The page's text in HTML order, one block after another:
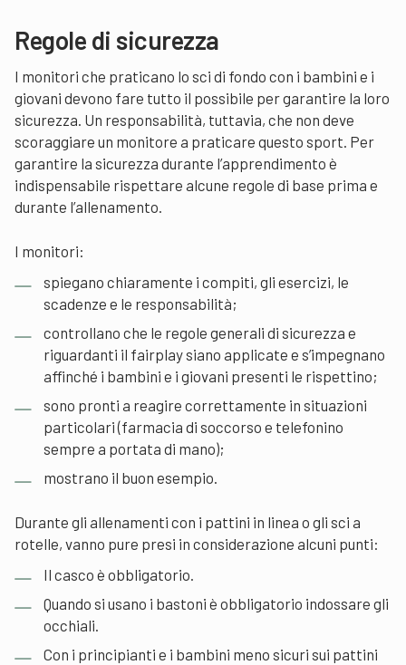
Regole di sicurezza
I monitori che praticano lo sci di fondo con i bambini e i
giovani devono fare tutto il possibile per garantire la loro
sicurezza. Un responsabilità, tuttavia, che non deve
scoraggiare un monitore a praticare questo sport. Per
garantire la sicurezza durante l’apprendimento è
indispensabile rispettare alcune regole di base prima e
durante l’allenamento.
I monitori:
spiegano chiaramente i compiti, gli esercizi, le
scadenze e le responsabilità;
controllano che le regole generali di sicurezza e
riguardanti il fairplay siano applicate e s’impegnano
affinché i bambini e i giovani presenti le rispettino;
sono pronti a reagire correttamente in situazioni
particolari (farmacia di soccorso e telefonino
sempre a portata di mano);
mostrano il buon esempio.
Durante gli allenamenti con i pattini in linea o gli sci a
rotelle, vanno pure presi in considerazione alcuni punti:
Il casco è obbligatorio.
Quando si usano i bastoni è obbligatorio indossare gli
occhiali.
Con i principianti e i bambini meno sicuri sui pattini